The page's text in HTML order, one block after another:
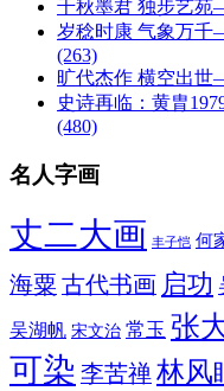
千秋墨君 独步艺苑
岁稔时康 气象万千
(263)
旷代杰作 横空出
史诗再临：黄胄
(480)
名人字画
丈二大画 丰子恺 何
海粟 古代书画 启功
吴湖帆 宋文治 常玉 张
可染 李苦禅林风